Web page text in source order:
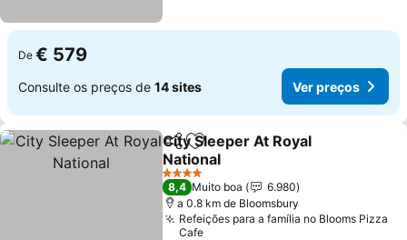
De € 579
Consulte os preços de 14 sites Ver preços
PartilharAdicionar aos favoritos
City Sleeper At Royal
National
Ver preços
4 Estrelas
8,4 Muito boa
6.980
a 0.8 km de Bloomsbury
Refeições para a família no Blooms Pizza
Cafe